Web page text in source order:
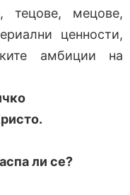
тецове, мецове,
ценности,
амбиции на
ли се?